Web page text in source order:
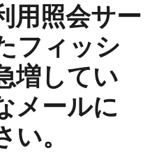
用照会サー
フィッシ
増してい
メールに
。